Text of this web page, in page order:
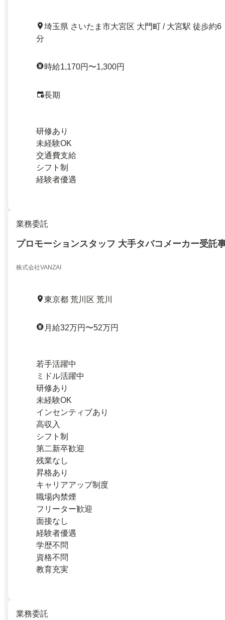
埼玉県 さいたま市大宮区 大門町 / 大宮駅 徒歩約6
分
時給1,170円〜1,300円
長期
研修あり
未経験OK
交通費支給
シフト制
経験者優遇
業務委託
プロモーションスタッフ 大手タバコメーカー受託
株式会社VANZAI
東京都 荒川区 荒川
月給32万円〜52万円
若手活躍中
ミドル活躍中
研修あり
未経験OK
インセンティブあり
高収入
シフト制
第二新卒歓迎
残業なし
昇格あり
キャリアアップ制度
職場内禁煙
フリーター歓迎
面接なし
経験者優遇
学歴不問
資格不問
教育充実
業務委託